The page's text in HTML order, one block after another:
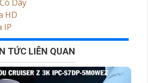
Dây
HD
IP
TỨC LIÊN QUAN